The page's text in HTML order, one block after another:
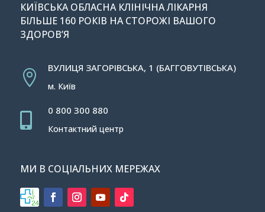
КИЇВСЬКА ОБЛАСНА КЛІНІЧНА ЛІКАРНЯ
БІЛЬШЕ 160 РОКІВ НА СТОРОЖІ ВАШОГО
ЗДОРОВ’Я

ВУЛИЦЯ ЗАГОРІВСЬКА, 1 (БАГГОВУТІВСЬКА)
м. Київ

0 800 300 880
Контактний центр
МИ В СОЦІАЛЬНИХ МЕРЕЖАХ